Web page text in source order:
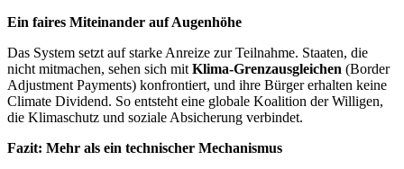
Ein faires Miteinander auf Augenhöhe
Das System setzt auf starke Anreize zur Teilnahme. Staaten, die
nicht mitmachen, sehen sich mit Klima-Grenzausgleichen (Border
Adjustment Payments) konfrontiert, und ihre Bürger erhalten keine
Climate Dividend. So entsteht eine globale Koalition der Willigen,
die Klimaschutz und soziale Absicherung verbindet.
Fazit: Mehr als ein technischer Mechanismus